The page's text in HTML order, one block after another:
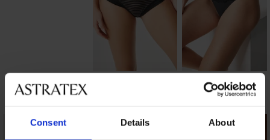
Consent Details About
klasične